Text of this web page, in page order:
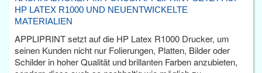
HP LATEX R1000 UND NEUENTWICKELTE
MATERIALIEN
APPLIPRINT setzt auf die HP Latex R1000 Drucker, um
seinen Kunden nicht nur Folierungen, Platten, Bilder oder
Schilder in hoher Qualität und brillanten Farben anzubieten,